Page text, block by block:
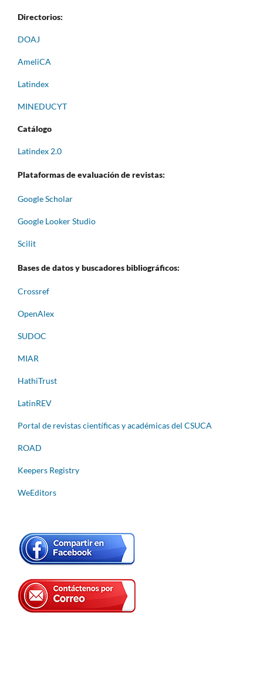
Directorios:
DOAJ
AmeliCA
Latindex
MINEDUCYT
Catálogo
Latindex 2.0
Plataformas de evaluación de revistas:
Google Scholar
Google Looker Studio
Scilit
Bases de datos y buscadores bibliográficos:
Crossref
OpenAlex
SUDOC
MIAR
HathiTrust
LatinREV
Portal de revistas científicas y académicas del CSUCA
ROAD
Keepers Registry
WeEditors